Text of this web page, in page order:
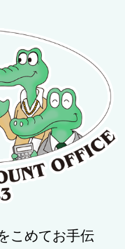
こめてお手伝